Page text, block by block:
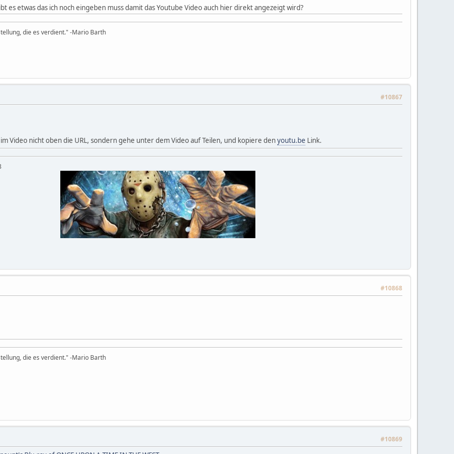
es etwas das ich noch eingeben muss damit das Youtube Video auch hier direkt angezeigt wird?
die es verdient." -Mario Barth
#10867
Video nicht oben die URL, sondern gehe unter dem Video auf Teilen, und kopiere denyoutu.be Link.
#10868
die es verdient." -Mario Barth
#10869